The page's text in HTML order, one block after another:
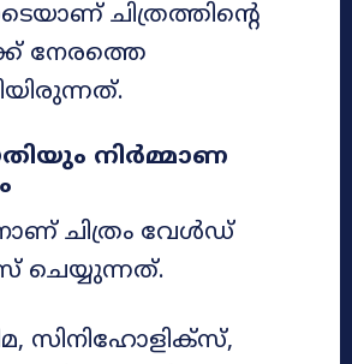
ചിത്രത്തിന്റെ
നേരത്തെ
നിർമ്മാണ
ചിത്രം വേൾഡ്
ചെയ്യുന്നത്.
സിനിഹോളിക്സ്,